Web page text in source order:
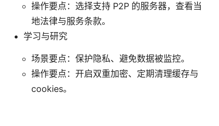
操作要点：选择支持 P2P 的服务器，查看当
地法律与服务条款。
学习与研究
场景要点：保护隐私、避免数据被监控。
操作要点：开启双重加密、定期清理缓存与
cookies。